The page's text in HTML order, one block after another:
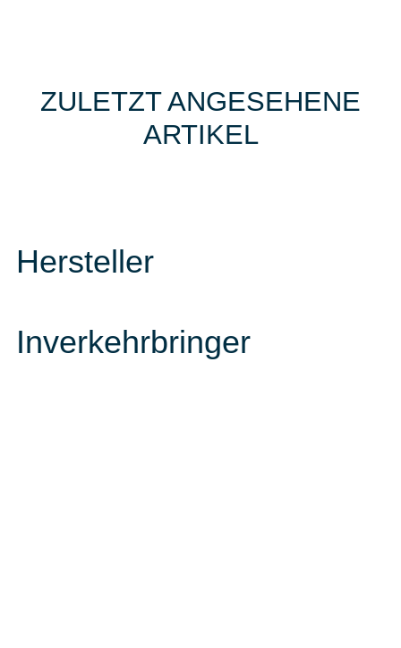
ZULETZT ANGESEHENE
ARTIKEL
Hersteller
Inverkehrbringer